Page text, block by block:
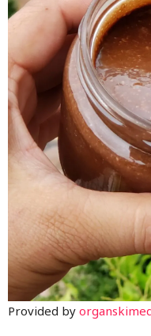
Provided by